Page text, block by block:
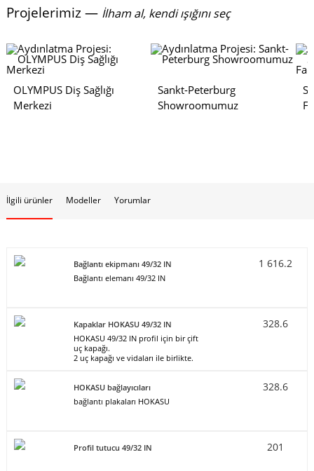
Projelerimiz — İlham al, kendi ışığını seç
OLYMPUS Diş Sağlığı
Merkezi
Sankt-Peterburg
Showroomumuz
İlgili ürünler Modeller Yorumlar
Bağlantı ekipmanı 49/32 IN
Bağlantı elemanı 49/32 IN
1 616.2
Kapaklar HOKASU 49/32 IN
HOKASU 49/32 IN profil için bir çift
uç kapağı.
2 uç kapağı ve vidaları ile birlikte.
328.6
HOKASU bağlayıcıları
bağlantı plakaları HOKASU
328.6
Profil tutucu 49/32 IN 201